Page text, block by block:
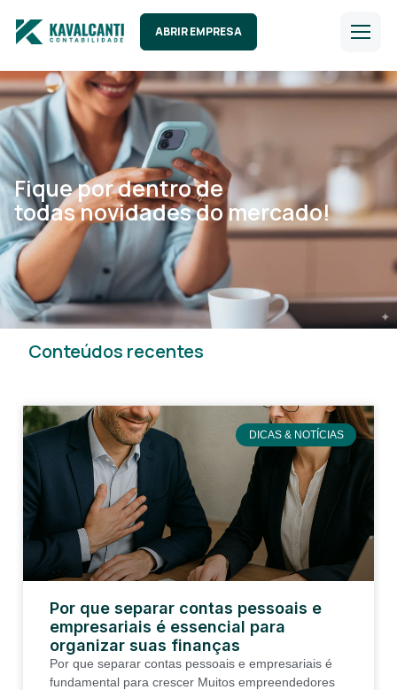
ABRIR EMPRESA
Fique por dentro de
todas novidades do mercado!
Conteúdos recentes
DICAS & NOTÍCIAS
Por que separar contas pessoais e
empresariais é essencial para
organizar suas finanças
Por que separar contas pessoais e empresariais é
fundamental para crescer Muitos empreendedores